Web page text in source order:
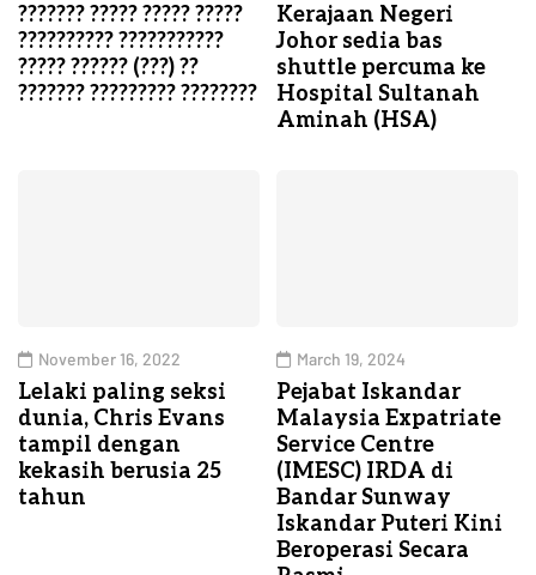
??????? ????? ????? ?????
?????????? ???????????
????? ?????? (???) ??
??????? ????????? ????????
Kerajaan Negeri
Johor sedia bas
shuttle percuma ke
Hospital Sultanah
Aminah (HSA)
November 16, 2022
Lelaki paling seksi
dunia, Chris Evans
tampil dengan
kekasih berusia 25
tahun
March 19, 2024
Pejabat Iskandar
Malaysia Expatriate
Service Centre
(IMESC) IRDA di
Bandar Sunway
Iskandar Puteri Kini
Beroperasi Secara